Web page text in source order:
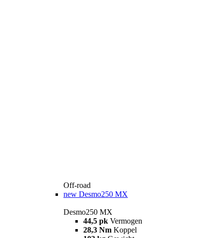
Off-road
new Desmo250 MX
Desmo250 MX
44,5 pk Vermogen
28,3 Nm Koppel